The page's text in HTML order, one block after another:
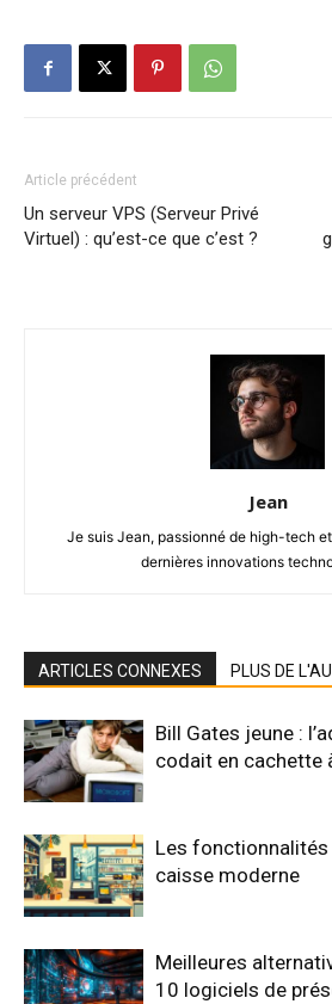
Article précédent
Un serveur VPS (Serveur Privé
Virtuel) : qu’est-ce que c’est ?
Jean
Je suis Jean, passionné de high-tech
dernières innovations
ARTICLES CONNEXES PLUS DE
Bill Gates jeune :
codait en cachette
Les fonctionnalités
caisse moderne
Meilleures
10 logiciels de